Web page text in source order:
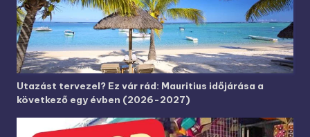
Utazást tervezel? Ez vár rád: Mauritius időjárása a
következő egy évben (2026-2027)